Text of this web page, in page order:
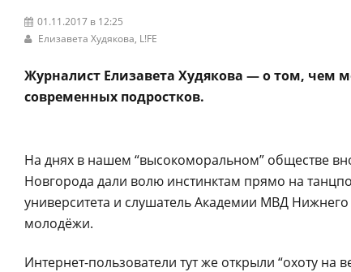
01.11.2017 в 12:25
Елизавета Худякова, L!FE
Журналист Елизавета Худякова — о том, чем
современных подростков.
На днях в нашем “высокоморальном” обществе
Новгорода дали волю инстинктам прямо на
университета и слушатель Академии МВД
молодёжи.
Интернет-пользователи тут же открыли “охоту на